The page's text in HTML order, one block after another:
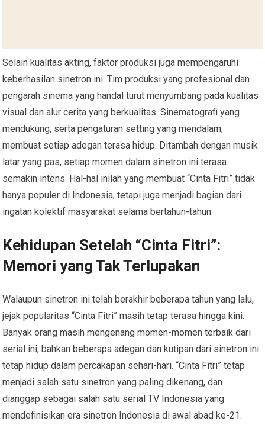
Selain kualitas akting, faktor produksi juga mempengaruhi
keberhasilan sinetron ini. Tim produksi yang profesional dan
pengarah sinema yang handal turut menyumbang pada kualitas
visual dan alur cerita yang berkualitas. Sinematografi yang
mendukung, serta pengaturan setting yang mendalam,
membuat setiap adegan terasa hidup. Ditambah dengan musik
latar yang pas, setiap momen dalam sinetron ini terasa
semakin intens. Hal-hal inilah yang membuat “Cinta Fitri” tidak
hanya populer di Indonesia, tetapi juga menjadi bagian dari
ingatan kolektif masyarakat selama bertahun-tahun.
Kehidupan Setelah “Cinta Fitri”:
Memori yang Tak Terlupakan
Walaupun sinetron ini telah berakhir beberapa tahun yang lalu,
jejak popularitas “Cinta Fitri” masih tetap terasa hingga kini.
Banyak orang masih mengenang momen-momen terbaik dari
serial ini, bahkan beberapa adegan dan kutipan dari sinetron ini
tetap hidup dalam percakapan sehari-hari. “Cinta Fitri” tetap
menjadi salah satu sinetron yang paling dikenang, dan
dianggap sebagai salah satu serial TV Indonesia yang
mendefinisikan era sinetron Indonesia di awal abad ke-21.